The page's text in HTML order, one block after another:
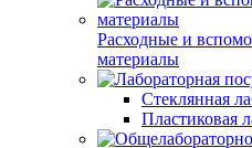
Расходные и
материалы
Стеклянная
Пластиковая